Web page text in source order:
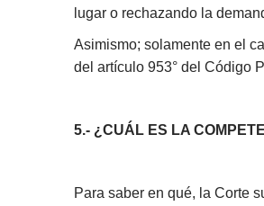
lugar o rechazando la
Asimismo; solamente en el
del artículo 953° del Código
5.- ¿CUÁL ES LA
Para saber en qué, la Corte